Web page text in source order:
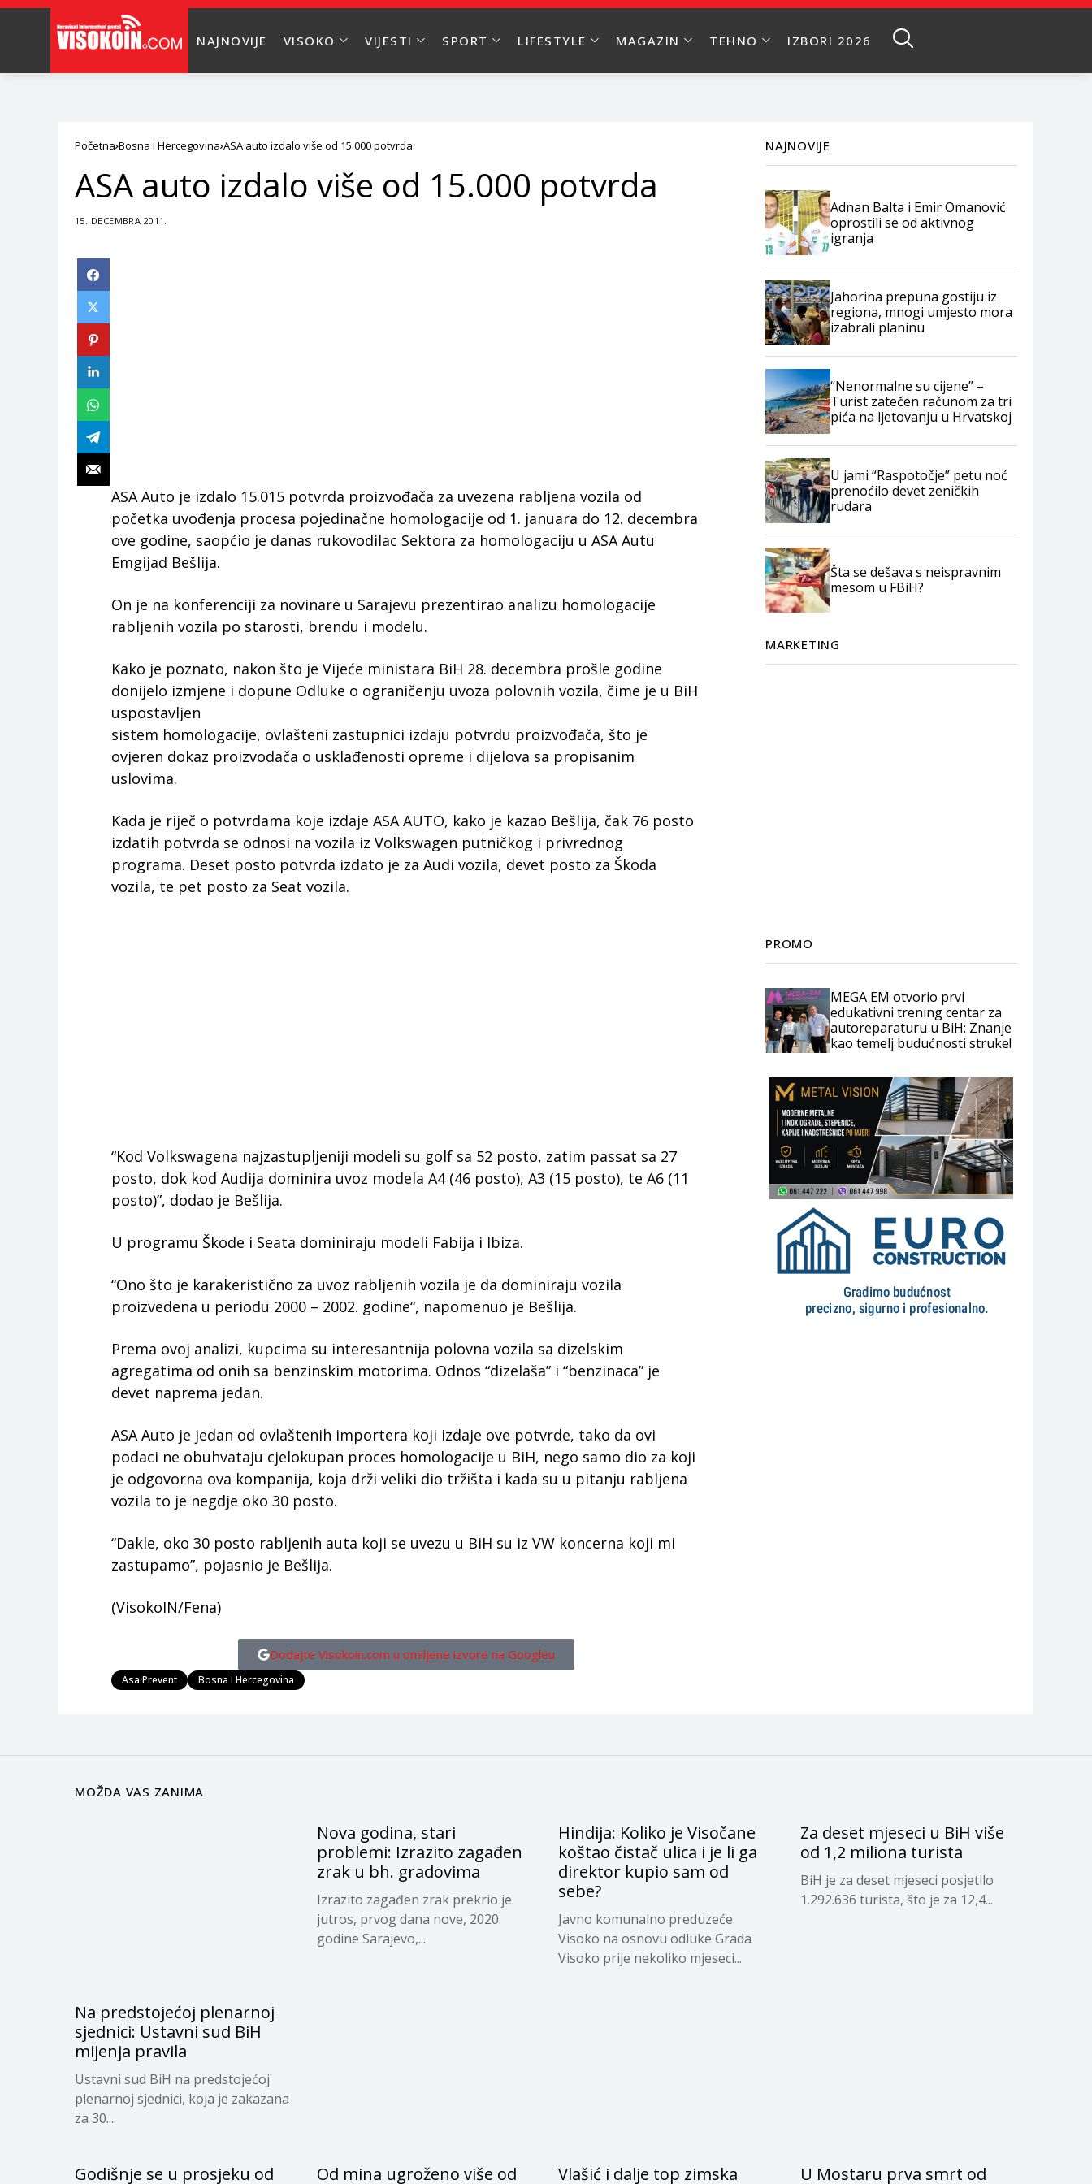
NAJNOVIJE VISOKO VIJESTI SPORT LIFESTYLE MAGAZIN TEHNO IZBORI 2026
Početna Bosna i Hercegovina ASA auto izdalo više od 15.000 potvrda
ASA auto izdalo više od 15.000 potvrda
15. DECEMBRA 2011.
ASA Auto je izdalo 15.015 potvrda proizvođača za uvezena rabljena vozila od
početka uvođenja procesa pojedinačne homologacije od 1. januara do 12. decembra
ove godine, saopćio je danas rukovodilac Sektora za homologaciju u ASA Autu
Emgijad Bešlija.
On je na konferenciji za novinare u Sarajevu prezentirao analizu homologacije
rabljenih vozila po starosti, brendu i modelu.
Kako je poznato, nakon što je Vijeće ministara BiH 28. decembra prošle godine
donijelo izmjene i dopune Odluke o ograničenju uvoza polovnih vozila, čime je u BiH
uspostavljen
sistem homologacije, ovlašteni zastupnici izdaju potvrdu proizvođača, što je
ovjeren dokaz proizvodača o usklađenosti opreme i dijelova sa propisanim
uslovima.
Kada je riječ o potvrdama koje izdaje ASA AUTO, kako je kazao Bešlija, čak 76 posto
izdatih potvrda se odnosi na vozila iz Volkswagen putničkog i privrednog
programa. Deset posto potvrda izdato je za Audi vozila, devet posto za Škoda
vozila, te pet posto za Seat vozila.
“Kod Volkswagena najzastupljeniji modeli su golf sa 52 posto, zatim passat sa 27
posto, dok kod Audija dominira uvoz modela A4 (46 posto), A3 (15 posto), te A6 (11
posto)”, dodao je Bešlija.
U programu Škode i Seata dominiraju modeli Fabija i Ibiza.
“Ono što je karakeristično za uvoz rabljenih vozila je da dominiraju vozila
proizvedena u periodu 2000 – 2002. godine“, napomenuo je Bešlija.
Prema ovoj analizi, kupcima su interesantnija polovna vozila sa dizelskim
agregatima od onih sa benzinskim motorima. Odnos “dizelaša” i “benzinaca” je
devet naprema jedan.
ASA Auto je jedan od ovlaštenih importera koji izdaje ove potvrde, tako da ovi
podaci ne obuhvataju cjelokupan proces homologacije u BiH, nego samo dio za koji
je odgovorna ova kompanija, koja drži veliki dio tržišta i kada su u pitanju rabljena
vozila to je negdje oko 30 posto.
“Dakle, oko 30 posto rabljenih auta koji se uvezu u BiH su iz VW koncerna koji mi
zastupamo”, pojasnio je Bešlija.
(VisokoIN/Fena)
Dodajte Visokoin.com u omiljene izvore na Googleu
Asa Prevent Bosna I Hercegovina
NAJNOVIJE
Adnan Balta i Emir Omanović
oprostili se od aktivnog
igranja
Jahorina prepuna gostiju iz
regiona, mnogi umjesto mora
izabrali planinu
“Nenormalne su cijene” –
Turist zatečen računom za tri
pića na ljetovanju u Hrvatskoj
U jami “Raspotočje” petu noć
prenoćilo devet zeničkih
rudara
Šta se dešava s neispravnim
mesom u FBiH?
MARKETING
PROMO
MEGA EM otvorio prvi
edukativni trening centar za
autoreparaturu u BiH: Znanje
kao temelj budućnosti struke!
MOŽDA VAS ZANIMA
Na predstojećoj plenarnoj
sjednici: Ustavni sud BiH
mijenja pravila
Ustavni sud BiH na predstojećoj
plenarnoj sjednici, koja je zakazana
za 30....
Nova godina, stari
problemi: Izrazito zagađen
zrak u bh. gradovima
Izrazito zagađen zrak prekrio je
jutros, prvog dana nove, 2020.
godine Sarajevo,...
Hindija: Koliko je Visočane
koštao čistač ulica i je li ga
direktor kupio sam od
sebe?
Javno komunalno preduzeće
Visoko na osnovu odluke Grada
Visoko prije nekoliko mjeseci...
Za deset mjeseci u BiH više
od 1,2 miliona turista
BiH je za deset mjeseci posjetilo
1.292.636 turista, što je za 12,4...
Godišnje se u prosjeku od
Od mina ugroženo više od
Vlašić i dalje top zimska
U Mostaru prva smrt od